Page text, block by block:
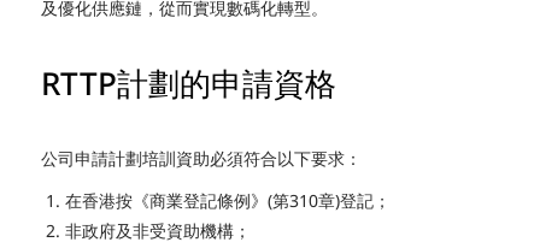
及優化供應鏈，從而實現數碼化轉型。
RTTP計劃的申請資格
公司申請計劃培訓資助必須符合以下要求：
在香港按《商業登記條例》(第310章)登記；
非政府及非受資助機構；